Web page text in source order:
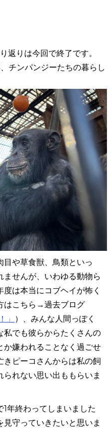
返りは今回で終了です。
チンパンジーたちの暮らし
や草食獣、鳥類といっ
せんが、いわゆる動物ら
は本当にコブヘイが怖く
はこちら→過去ブログ
」 ）、みんな人間っぽく
私でも彼らからたくさんの
か嫌われることなく過ごせ
きピーコさんからは私の飼
れない思い出ももらいま
1年終わってしまいました
守っていきたいと思いま